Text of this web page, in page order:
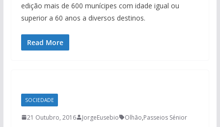
edição mais de 600 munícipes com idade igual ou
superior a 60 anos a diversos destinos.
Read More
SOCIEDADE
21 Outubro, 2016 JorgeEusebio Olhão,Passeios Sénior